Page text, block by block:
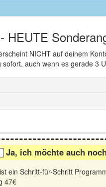
HEUTE
NICHT auf deinem
auch wenn es gerade 3
Ja, ich möchte auch
ein Schritt-für-Schritt
47€